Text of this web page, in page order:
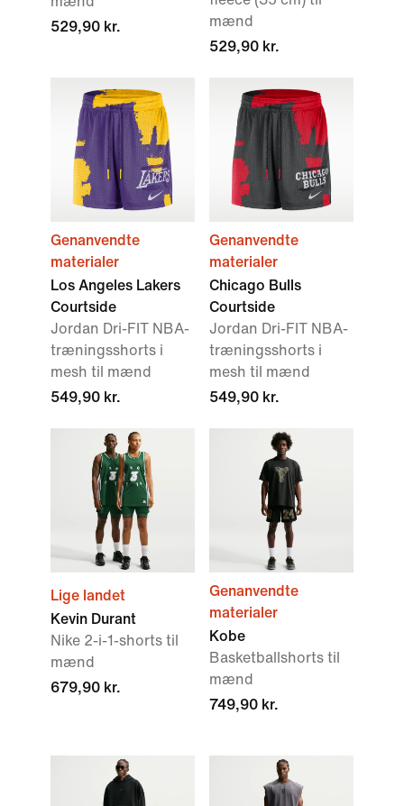
529,90 kr.
mænd
529,90 kr.
Genanvendte
materialer
Los Angeles Lakers
Courtside
Jordan Dri-FIT NBA-
træningsshorts i
mesh til mænd
549,90 kr.
Genanvendte
materialer
Chicago Bulls
Courtside
Jordan Dri-FIT NBA-
træningsshorts i
mesh til mænd
549,90 kr.
Lige landet
Kevin Durant
Nike 2-i-1-shorts til
mænd
679,90 kr.
Genanvendte
materialer
Kobe
Basketballshorts til
mænd
749,90 kr.